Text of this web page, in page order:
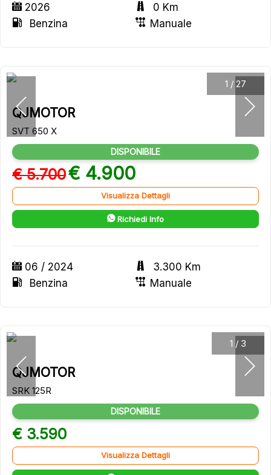
2026
0 Km
Benzina
Manuale
1 / 27
QJMOTOR
SVT 650 X
DISPONIBILE
€ 5.700€ 4.900
Visualizza Dettagli
Richiedi Info
06 / 2024
3.300 Km
Benzina
Manuale
1 / 3
QJMOTOR
SRK 125R
DISPONIBILE
€ 3.590
Visualizza Dettagli